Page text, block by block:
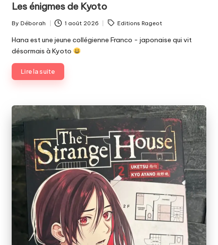
Les énigmes de Kyoto
Posted
by
By Déborah 1 août 2026
Tags: Editions Rageot
Hana est une jeune collégienne Franco - japonaise qui vit
désormais à Kyoto
Lire la suite